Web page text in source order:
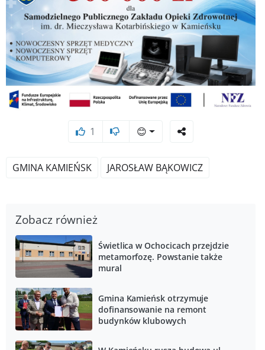
1 😊
GMINA KAMIEŃSK JAROSŁAW BĄKOWICZ
Zobacz również
Świetlica w Ochocicach przejdzie
metamorfozę. Powstanie także
mural
Gmina Kamieńsk otrzymuje
dofinansowanie na remont
budynków klubowych